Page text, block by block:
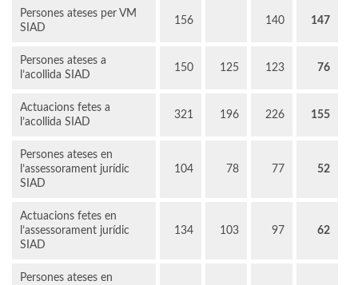
Persones ateses per VM
SIAD
156 140 147
Persones ateses a
l’acollida SIAD
150 125 123 76
Actuacions fetes a
l’acollida SIAD
321 196 226 155
Persones ateses en
l’assessorament jurídic
SIAD
104 78 77 52
Actuacions fetes en
l’assessorament jurídic
SIAD
134 103 97 62
Persones ateses en